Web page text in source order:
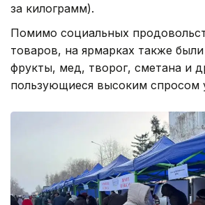
за килограмм).
Помимо социальных
товаров, на ярмарках также
фрукты, мед, творог, сметана и
пользующиеся высоким спросом